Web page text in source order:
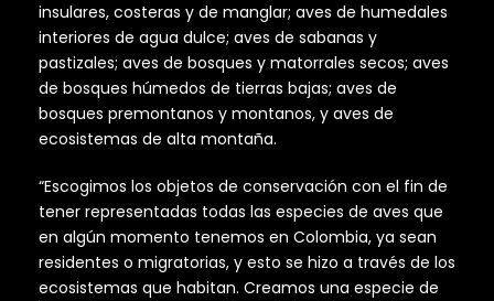
insulares, costeras y de manglar; aves de humedales
interiores de agua dulce; aves de sabanas y
pastizales; aves de bosques y matorrales secos; aves
de bosques húmedos de tierras bajas; aves de
bosques premontanos y montanos, y aves de
ecosistemas de alta montaña.
“Escogimos los objetos de conservación con el fin de
tener representadas todas las especies de aves que
en algún momento tenemos en Colombia, ya sean
residentes o migratorias, y esto se hizo a través de los
ecosistemas que habitan. Creamos una especie de